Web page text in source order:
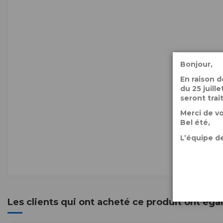
Les clients qui ont acheté ce produit ont
Bonjour,
En raison
du 25
seront
Merci de
Bel été,
L’équipe